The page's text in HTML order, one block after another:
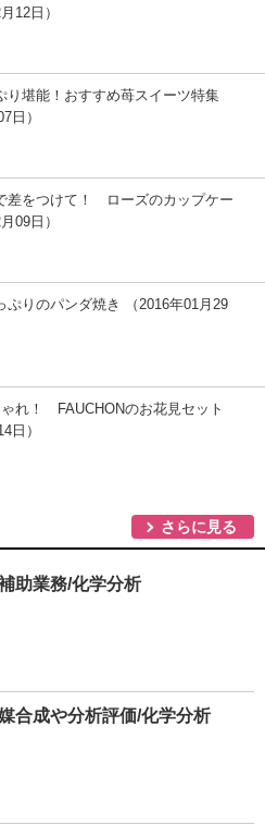
12日）
り堪能！おすすめ苺スイーツ特集
日）
差をつけて！ ローズのカップケー
09日）
ぷりのパンダ焼き （2016年01月29
ゃれ！ FAUCHONのお花見セット
日）
さらに見る
助業務/化学分析
合成や分析評価/化学分析